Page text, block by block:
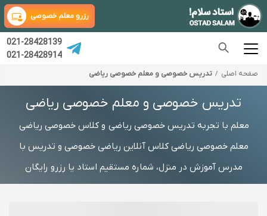
رزرو معلم خصوصی
021-28428139
021-28428914
صفحه اصلی تدریس خصوصی و معلم خصوصی ریاضی
تدریس خصوصی و معلم خصوصی ریاضی
معلم با تجربه تدریس خصوصی ریاضی و کلاس خصوصی ریاضی
معلم خصوصی ریاضی کلاس آنلاین ریاضی خصوصی و تدریس با
مدرس آموزش در منزل، شماره مستقیم استاد یا رزرو رایگان